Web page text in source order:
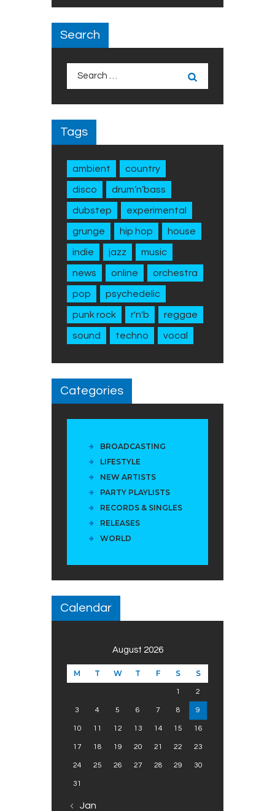
Search
Tags
ambient country
disco drum’n’bass
dubstep experimental
grunge hip hop house
indie jazz music
news online orchestra
pop psychedelic
punk rock r'n'b reggae
sound techno vocal
Categories
BROADCASTING
LIFESTYLE
NEW ARTISTS
PARTY PLAYLISTS
RECORDS & SINGLES
RELEASES
WORLD
Calendar
August 2026
M T W T F S S
1 2
3 4 5 6 7 8 9
10 11 12 13 14 15 16
17 18 19 20 21 22 23
24 25 26 27 28 29 30
31
« Jan